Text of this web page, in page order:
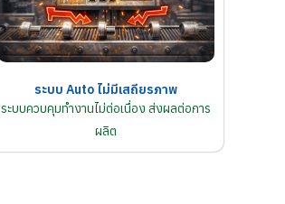
ระบบ Auto ไม่มีเสถียรภาพ
ระบบควบคุมทำงานไม่ต่อเนื่อง ส่งผลต่อการ
ผลิต